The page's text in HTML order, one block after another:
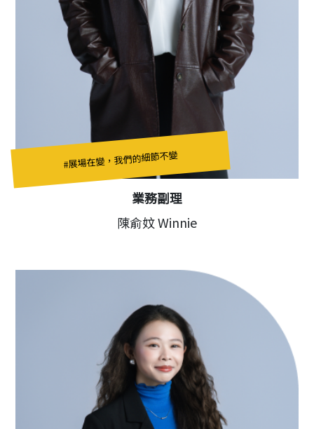
#展場在變，我們的細節不變
業務副理
陳俞妏 Winnie